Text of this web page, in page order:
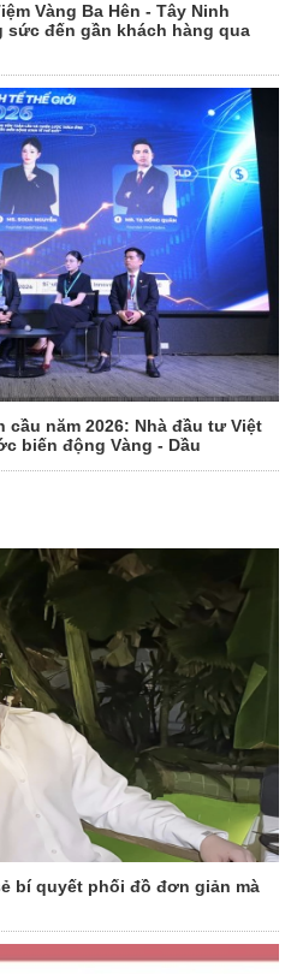
Vàng Ba Hên - Tây Ninh
sức đến gần khách hàng qua
năm 2026: Nhà đầu tư Việt
biến động Vàng - Dầu
bí quyết phối đồ đơn giản mà